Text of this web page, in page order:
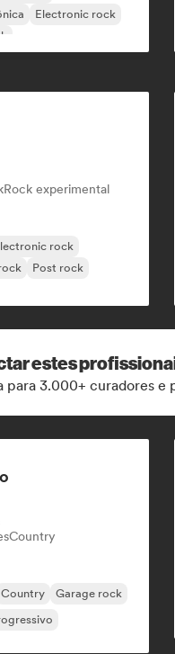
Electronic rock
Rock experimental
rock
Post rock
estes
para 3.000+ curadores e
Country
Country
Garage rock